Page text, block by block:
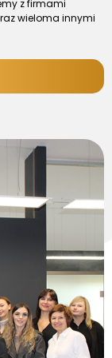
z firmami
wieloma innymi